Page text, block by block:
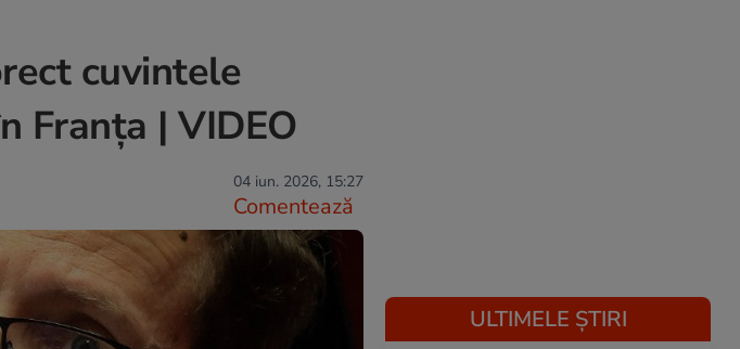
cuvintele
Franța | VIDEO
04 iun. 2026, 15:27
Comentează
ULTIMELE ȘTIRI